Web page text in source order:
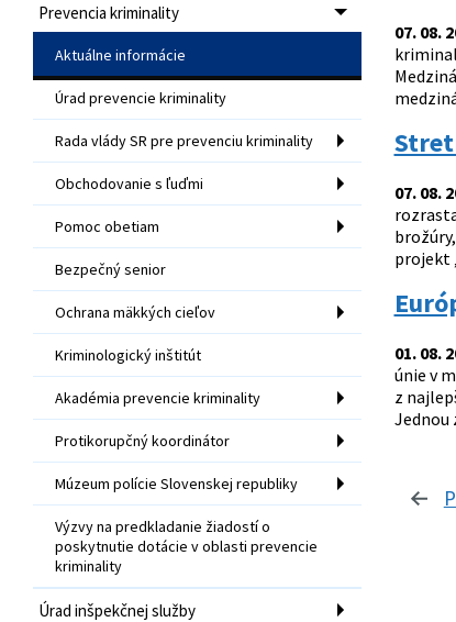
Prevencia kriminality
Aktuálne informácie
Úrad prevencie kriminality
Rada vlády SR pre prevenciu kriminality
Obchodovanie s ľuďmi
Pomoc obetiam
Bezpečný senior
Ochrana mäkkých cieľov
Kriminologický inštitút
Akadémia prevencie kriminality
Protikorupčný koordinátor
Múzeum polície Slovenskej republiky
Výzvy na predkladanie žiadostí o
poskytnutie dotácie v oblasti prevencie
kriminality
Úrad inšpekčnej služby
07. 08.
07. 08.
projekt
01. 08.
únie v
z
Jednou